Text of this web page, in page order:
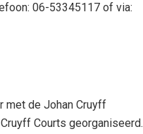
06-53345117 of via:
met de Johan Cruyff
Courts georganiseerd.